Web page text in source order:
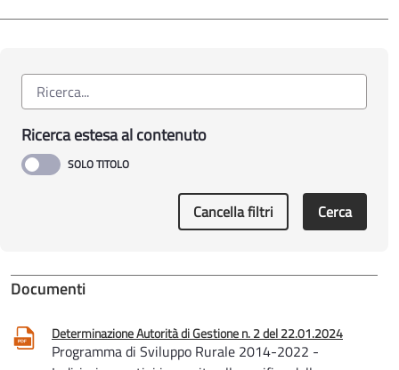
Ricerca estesa al contenuto
Cancella filtri Cerca
Documenti
Determinazione Autorità di Gestione n. 2 del 22.01.2024
Programma di Sviluppo Rurale 2014-2022 -